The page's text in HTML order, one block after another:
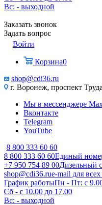
Вс: - выходной
Заказать звонок
Задать вопрос
Войти
Корзина0
shop@cdi36.ru
г. Воронеж, проспект
Мы в мессенджере
Вконтакте
Telegram
YouTube
8 800 333 60 60
8 800 333 60 60Единый
+7 950 754 89 00Дизельный
shop@cdi36.rue-mail для
График работыПн - Пт: с
Сб - с 10.00 до 17.00
Вс: - выходной